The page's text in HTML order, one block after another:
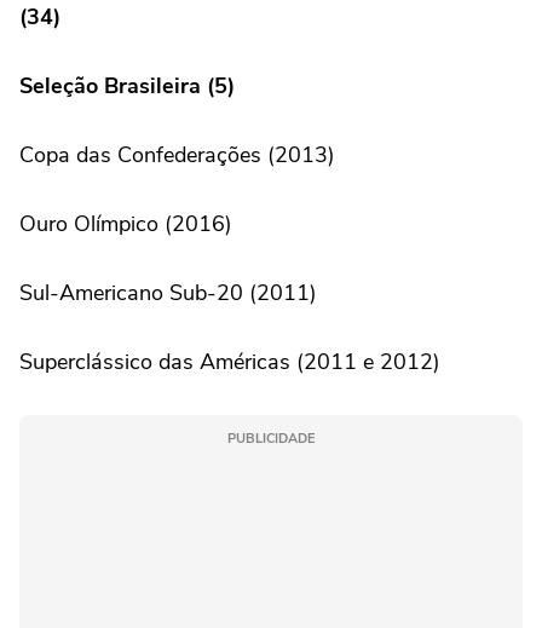
(34)
Seleção Brasileira (5)
Copa das Confederações (2013)
Ouro Olímpico (2016)
Sul-Americano Sub-20 (2011)
Superclássico das Américas (2011 e 2012)
PUBLICIDADE